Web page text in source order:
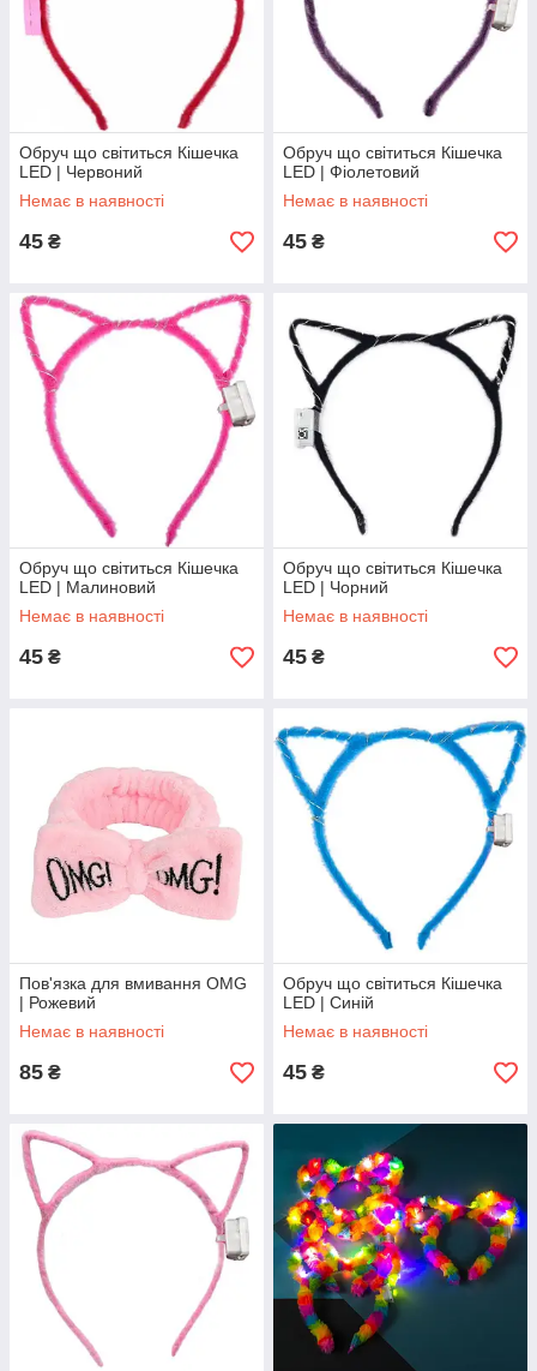
Обруч що світиться Кішечка
LED | Червоний
Немає в наявності
45 ₴
Обруч що світиться Кішечка
LED | Фіолетовий
Немає в наявності
45 ₴
Обруч що світиться Кішечка
LED | Малиновий
Немає в наявності
45 ₴
Обруч що світиться Кішечка
LED | Чорний
Немає в наявності
45 ₴
Пов'язка для вмивання OMG
| Рожевий
Немає в наявності
85 ₴
Обруч що світиться Кішечка
LED | Синій
Немає в наявності
45 ₴